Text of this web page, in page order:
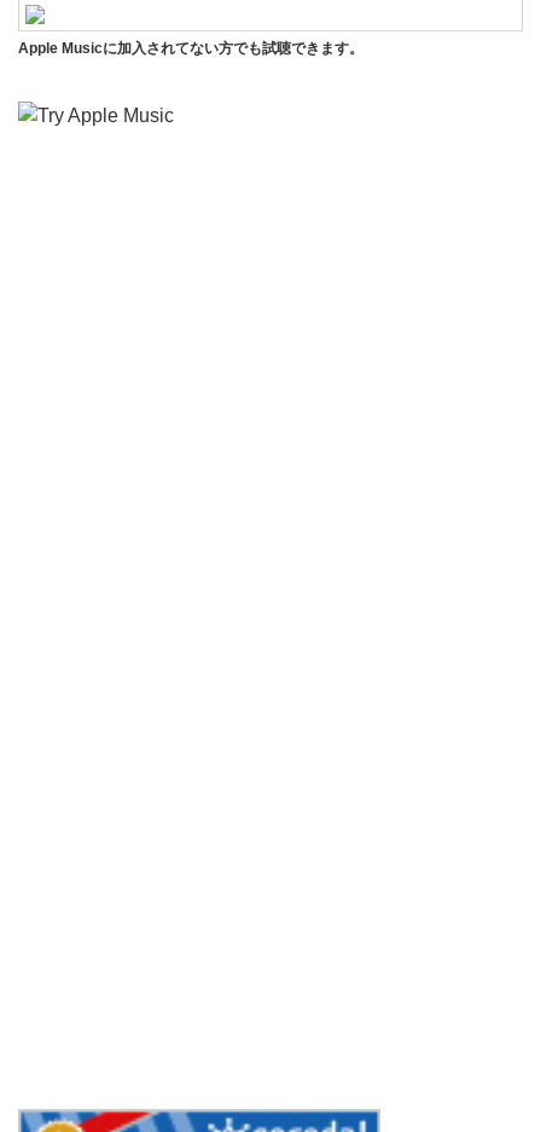
Apple Musicに加入されてない方でも試聴できます。